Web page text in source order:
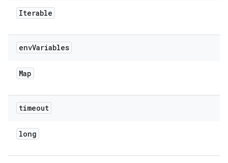
Iterable
envVariables
Map
timeout
long